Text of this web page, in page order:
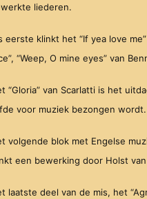
liederen.
eerste klinkt het “If yea love
“Weep, O mine eyes” van
“Gloria” van Scarlatti is het
voor muziek bezongen
volgende blok met Engelse
een bewerking door Holst
laatste deel van de mis, het